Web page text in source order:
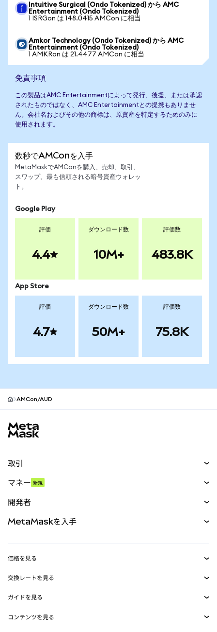
Intuitive Surgical (Ondo Tokenized) から AMC
Entertainment (Ondo Tokenized)
1 ISRGon は 148.0415 AMCon に相当
Amkor Technology (Ondo Tokenized) から AMC
Entertainment (Ondo Tokenized)
1 AMKRon は 21.4477 AMCon に相当
免責事項
この製品はAMC Entertainmentによって発行、後援、または承認
されたものではなく、AMC Entertainmentとの提携もありませ
ん。会社名およびその他の商標は、原資産を特定するためのみに
使用されます。
数秒でAMConを入手
MetaMaskでAMConを購入、売却、取引、
スワップ。最も信頼される暗号資産ウォレッ
ト。
Google Play
評価
4.4
ダウンロード数
10M+
評価数
483.8K
App Store
評価
4.7
ダウンロード数
50M+
評価数
75.8K
AMCon/AUD
取引
パーペチュアル
RWA
マネー 新規
開発者
MetaMask Connect
Snaps
Web3サービス
MetaMaskを入手
セキュリティ
サポート
価格を見る
イーサリアムの価格
Solanaの価格
交換レートを見る
ETH→USD
USDT→INR
ガイドを見る
ETHの購入
コンテンツを見る